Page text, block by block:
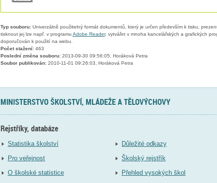
Typ souboru:Univerzálně použitelný formát dokumentů, který je určen především k tisku,
tisknout jej lze např. v programu Adobe Reader, vytvářet v mnoha kancelářských a grafických
doporučován k použití na webu.
Počet stažení:463
Poslední změna souboru:2013-09-30 09:56:05, Horáková Petra
Soubor publikován:2010-11-01 09:26:03, Horáková Petra
MINISTERSTVO ŠKOLSTVÍ, MLÁDEŽE A TĚLOVÝCHOVY
Rejstříky, databáze
Statistika školství
Pro veřejnost
O školské statistice
Důležité odkazy
Školský rejstřík
Přehled vysokých škol